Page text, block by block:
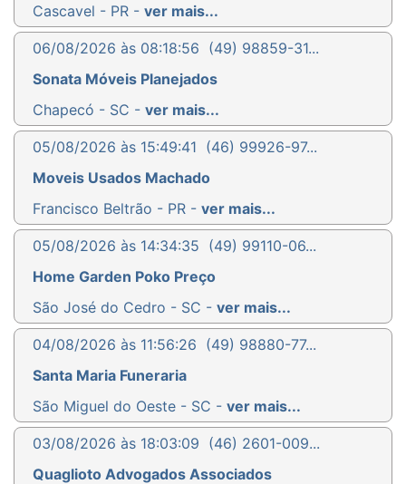
Cascavel - PR - ver mais...
06/08/2026 às 08:18:56 (49) 98859-31...
Sonata Móveis Planejados
Chapecó - SC - ver mais...
05/08/2026 às 15:49:41 (46) 99926-97...
Moveis Usados Machado
Francisco Beltrão - PR - ver mais...
05/08/2026 às 14:34:35 (49) 99110-06...
Home Garden Poko Preço
São José do Cedro - SC - ver mais...
04/08/2026 às 11:56:26 (49) 98880-77...
Santa Maria Funeraria
São Miguel do Oeste - SC - ver mais...
03/08/2026 às 18:03:09 (46) 2601-009...
Quaglioto Advogados Associados